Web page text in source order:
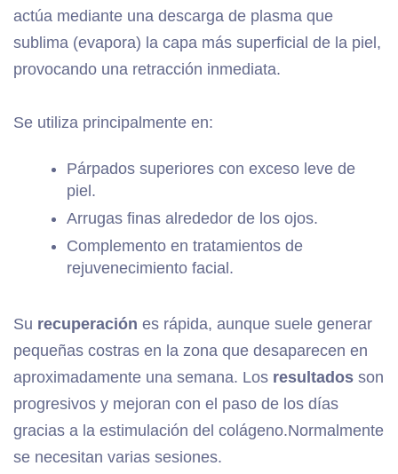
actúa mediante una descarga de plasma que
sublima (evapora) la capa más superficial de la piel,
provocando una retracción inmediata.
Se utiliza principalmente en:
Párpados superiores con exceso leve de
piel.
Arrugas finas alrededor de los ojos.
Complemento en tratamientos de
rejuvenecimiento facial.
Su recuperación es rápida, aunque suele generar
pequeñas costras en la zona que desaparecen en
aproximadamente una semana. Los resultados son
progresivos y mejoran con el paso de los días
gracias a la estimulación del colágeno.Normalmente
se necesitan varias sesiones.